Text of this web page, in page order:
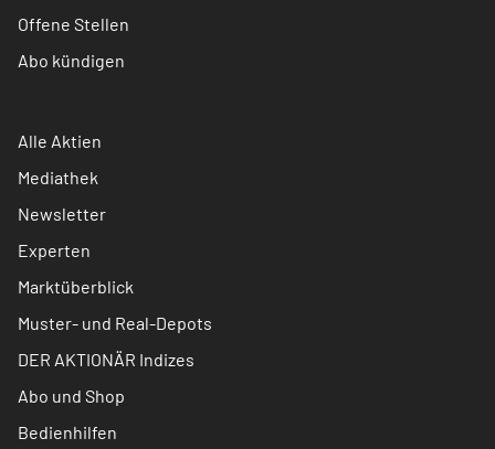
Offene Stellen
Abo kündigen
Alle Aktien
Mediathek
Newsletter
Experten
Marktüberblick
Muster- und Real-Depots
DER AKTIONÄR Indizes
Abo und Shop
Bedienhilfen